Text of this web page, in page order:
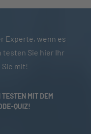
Experte, wenn es
testen Sie hier Ihr
mit!
MIT DEM
QUIZ!